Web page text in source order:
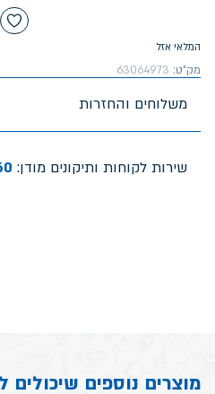
המלאי אזל
מק"ט: 63064973
משלוחים והחזרות
שירות לקוחות ותיקונים מודן:
מוצרים נוספים שיכולים